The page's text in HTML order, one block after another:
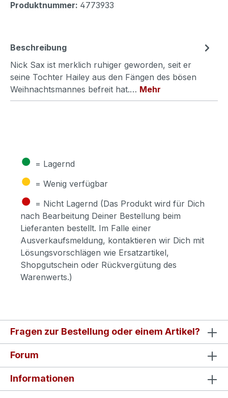
Produktnummer: 4773933
Beschreibung
Nick Sax ist merklich ruhiger geworden, seit er
seine Tochter Hailey aus den Fängen des bösen
Weihnachtsmannes befreit hat.… Mehr
● = Lagernd
● = Wenig verfügbar
● = Nicht Lagernd (Das Produkt wird für Dich
nach Bearbeitung Deiner Bestellung beim
Lieferanten bestellt. Im Falle einer
Ausverkaufsmeldung, kontaktieren wir Dich mit
Lösungsvorschlägen wie Ersatzartikel,
Shopgutschein oder Rückvergütung des
Warenwerts.)
Fragen zur Bestellung oder einem Artikel?
Forum
Informationen